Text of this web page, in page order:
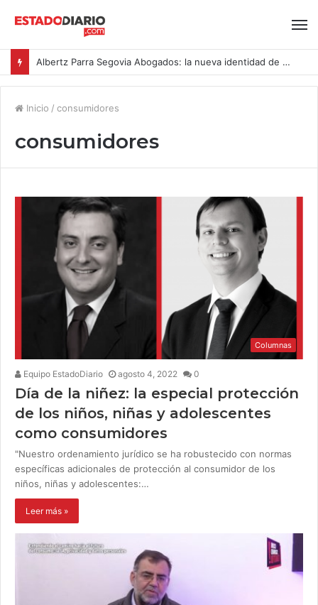
Albertz Parra Segovia Abogados: la nueva identidad de Segovia Consulting
Inicio / consumidores
consumidores
Columnas
Equipo EstadoDiario agosto 4, 2022 0
Día de la niñez: la especial protección
de los niños, niñas y adolescentes
como consumidores
"Nuestro ordenamiento jurídico se ha robustecido con normas
específicas adicionales de protección al consumidor de los
niños, niñas y adolescentes:…
Leer más »